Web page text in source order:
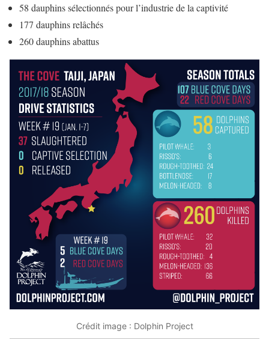
58 dauphins sélectionnés pour l’industrie de la captivité
177 dauphins relâchés
260 dauphins abattus
Crédit image : Dolphin Project